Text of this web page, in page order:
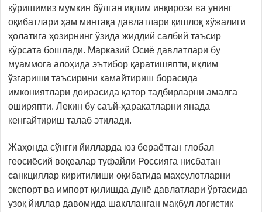
кўришимиз мумкин бўлган иқлим инқирози ва унинг
оқибатлари ҳам минтақа давлатлари қишлоқ хўжалиги
ҳолатига ҳозирнинг ўзида жиддий салбий таъсир
кўрсата бошлади. Марказий Осиё давлатлари бу
муаммога алоҳида эътибор қаратишяпти, иқлим
ўзгариши таъсирини камайтириш борасида
имкониятлари доирасида қатор тадбирларни амалга
оширяпти. Лекин бу саъй-ҳаракатларни янада
кенгайтириш талаб этилади.
Жаҳонда сўнгги йилларда юз бераётган глобал
геосиёсий воқеалар туфайли Россияга нисбатан
санкциялар киритилиши оқибатида маҳсулотларни
экспорт ва импорт қилишда дунё давлатлари ўртасида
узоқ йиллар давомида шаклланган мақбул логистик